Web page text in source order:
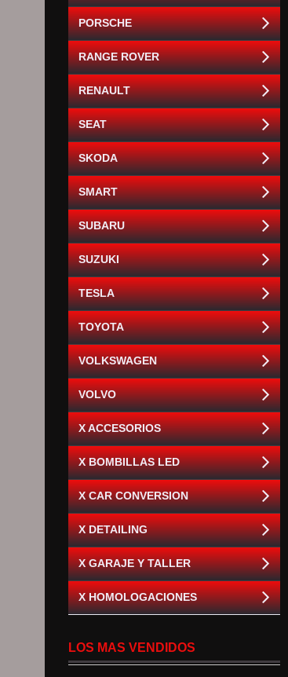
PORSCHE
RANGE ROVER
RENAULT
SEAT
SKODA
SMART
SUBARU
SUZUKI
TESLA
TOYOTA
VOLKSWAGEN
VOLVO
X ACCESORIOS
X BOMBILLAS LED
X CAR CONVERSION
X DETAILING
X GARAJE Y TALLER
X HOMOLOGACIONES
LOS MAS VENDIDOS